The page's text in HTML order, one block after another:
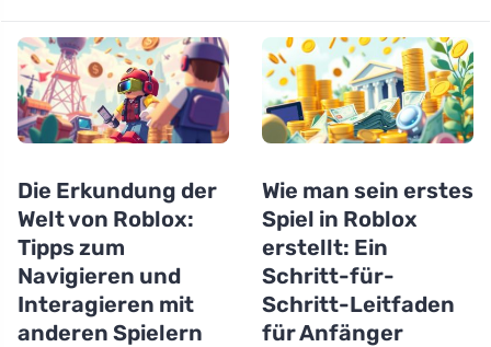
Die Erkundung der
Welt von Roblox:
Tipps zum
Navigieren und
Interagieren mit
anderen Spielern
Wie man sein erstes
Spiel in Roblox
erstellt: Ein
Schritt-für-
Schritt-Leitfaden
für Anfänger